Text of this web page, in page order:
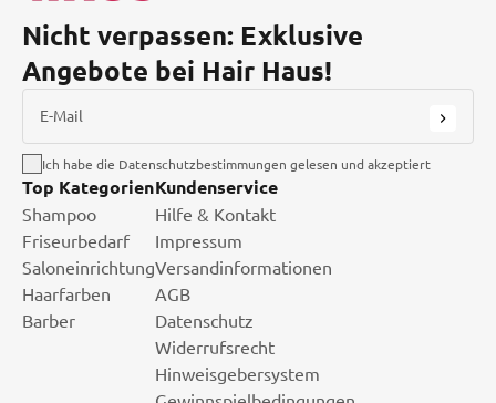
Nicht verpassen: Exklusive
Angebote bei Hair Haus!
E-Mail
Ich habe die Datenschutzbestimmungen gelesen und akzeptiert
Top Kategorien
Shampoo
Friseurbedarf
Saloneinrichtung
Haarfarben
Barber
Kundenservice
Hilfe & Kontakt
Impressum
Versandinformationen
AGB
Datenschutz
Widerrufsrecht
Hinweisgebersystem